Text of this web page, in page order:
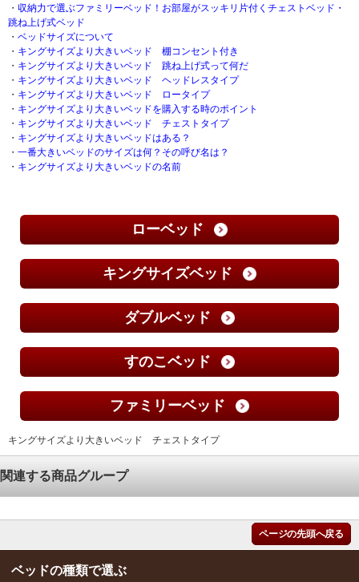
・ 収納力で選ぶファミリーベッド！お部屋がスッキリ片付くチェストベッド・
跳ね上げ式ベッド
・ ベッドサイズについて
・ キングサイズより大きいベッド 棚コンセント付き
・ キングサイズより大きいベッド 跳ね上げ式って何だ
・ キングサイズより大きいベッド ヘッドレスタイプ
・ キングサイズより大きいベッド ロータイプ
・ キングサイズより大きいベッドを購入する時のポイント
・ キングサイズより大きいベッド チェストタイプ
・ キングサイズより大きいベッドはある？
・ 一番大きいベッドのサイズは何？その呼び名は？
・ キングサイズより大きいベッドの名前
ローベッド
キングサイズベッド
ダブルベッド
すのこベッド
ファミリーベッド
キングサイズより大きいベッド チェストタイプ
関連する商品グループ
ページの先頭へ戻る
ベッドの種類で選ぶ